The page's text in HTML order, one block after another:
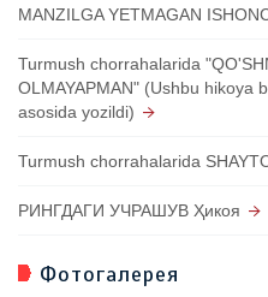
MANZILGA YETMAGAN
Turmush chorrahalarida
OLMAYAPMAN" (Ushbu hikoya
asosida yozildi)
Turmush chorrahalarida
РИНГДАГИ УЧРАШУВ Ҳикоя
Фотогалерея